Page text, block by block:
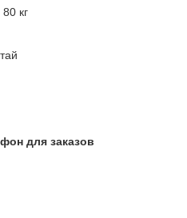
кг
для заказов